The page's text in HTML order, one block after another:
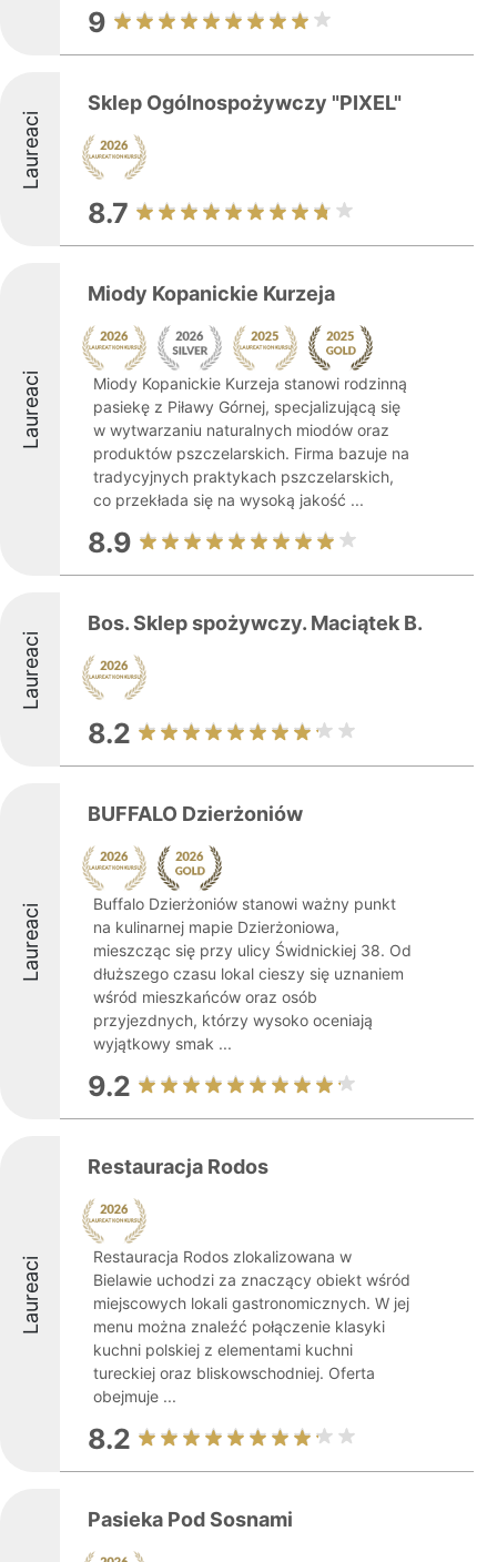
9
Laureaci
Sklep Ogólnospożywczy "PIXEL"
8.7
Laureaci
Miody Kopanickie Kurzeja
Miody Kopanickie Kurzeja stanowi rodzinną
pasiekę z Piławy Górnej, specjalizującą się
w wytwarzaniu naturalnych miodów oraz
produktów pszczelarskich. Firma bazuje na
tradycyjnych praktykach pszczelarskich,
co przekłada się na wysoką jakość ...
8.9
Laureaci
Bos. Sklep spożywczy. Maciątek B.
8.2
Laureaci
BUFFALO Dzierżoniów
Buffalo Dzierżoniów stanowi ważny punkt
na kulinarnej mapie Dzierżoniowa,
mieszcząc się przy ulicy Świdnickiej 38. Od
dłuższego czasu lokal cieszy się uznaniem
wśród mieszkańców oraz osób
przyjezdnych, którzy wysoko oceniają
wyjątkowy smak ...
9.2
Laureaci
Restauracja Rodos
Restauracja Rodos zlokalizowana w
Bielawie uchodzi za znaczący obiekt wśród
miejscowych lokali gastronomicznych. W jej
menu można znaleźć połączenie klasyki
kuchni polskiej z elementami kuchni
tureckiej oraz bliskowschodniej. Oferta
obejmuje ...
8.2
Pasieka Pod Sosnami